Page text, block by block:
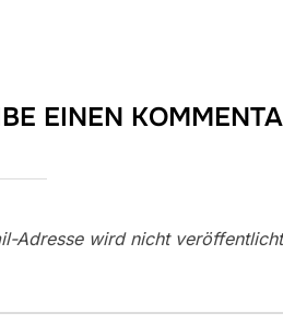
EINEN
Adresse wird nicht